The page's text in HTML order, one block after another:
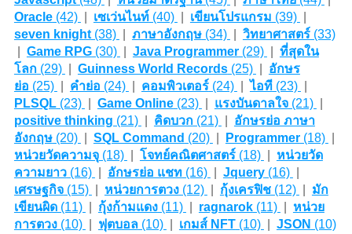
Oracle(42) เซเว่นไนท์(40) เขียนโปรแกรม (39)
seven knight(38) ภาษาอังกฤษ(34) วิทยาศาสตร์(33)
Game RPG(30) Java Programmer(29)
ที่สุดใน
โลก(29) Guinness World Records(25)
อักษร
ย่อ (25) คำย่อ (24) คอมพิวเตอร์(24) |ไอที(23)
PLSQL(23) Game Online(23) แรงบันดาลใจ(21)
positive thinking (21) คิดบวก(21)
อักษรย่อ ภาษา
อังกฤษ(20) SQL Command (20) Programmer(18)
หน่วยวัดความจุ(18) โจทย์คณิตศาสตร์(18)
หน่วยวัด
ความยาว(16) อักษรย่อ แชท(16) Jquery(16)
เศรษฐกิจ(15) หน่วยการตวง(12) กุ้งเครฟิช(12)
มัก
เขียนผิด(11) กุ้งก้ามแดง(11) ragnarok(11)
หน่วย
การตวง(10) ฟุตบอล(10) เกมส์ NFT(10) JSON (10)